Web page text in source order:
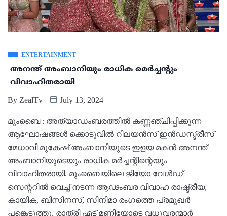
ENTERTAINMENT
അനന്ത് അംബാനിയും രാധിക മെർച്ചന്റും
വിവാഹിതരായി
By ZealTv July 13, 2024
മുംബൈ : അത്യാഡംബരത്തിൽ കണ്ണഞ്ചിപ്പിക്കുന്ന
ആഘോഷങ്ങൾ ക്കൊടുവിൽ റിലയൻസ് ഇ‍ൻഡസ്ട്രീസ്
മേധാവി മുകേഷ് അംബാനിയുടെ ഇളയ മകൻ അനന്ത്
അംബാനിയുടെയും രാധിക മർച്ചന്റിന്റെയും
വിവാഹിതരായി. മുംബൈയിലെ ജിയോ വേൾഡ്
സെന്ററിൽ വെച്ച് നടന്ന ആഢംബര വിവാഹ രാഷ്ട്രീയ,
കായിക, ബിസിനസ്, സിനിമാ രംഗത്തെ പ്രമുഖർ
പങ്കെടുത്തു. രാത്രി എട്ട് മണിയോടെ വധൂവരന്മാർ